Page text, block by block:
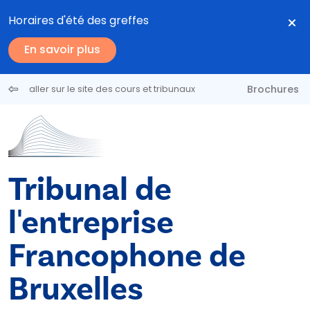
Horaires d'été des greffes
En savoir plus
aller sur le site des cours et tribunaux Brochures
Tribunal de
l'entreprise
Francophone de
Bruxelles